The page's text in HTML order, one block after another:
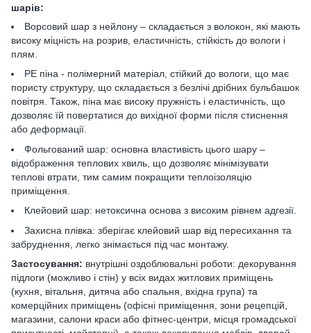
шарів:
Ворсовий шар з нейлону – складається з волокон, які мають
високу міцність на розрив, еластичність, стійкість до вологи і
плям.
РЕ піна - полімерний матеріал, стійкий до вологи, що має
пористу структуру, що складається з безлічі дрібних бульбашок
повітря. Також, піна має високу пружність і еластичність, що
дозволяє їй повертатися до вихідної форми після стиснення
або деформації.
Фольгований шар: основна властивість цього шару –
відображення теплових хвиль, що дозволяє мінімізувати
теплові втрати, тим самим покращити теплоізоляцію
приміщення.
Клейовий шар: нетоксична основа з високим рівнем адгезії.
Захисна плівка: зберігає клейовий шар від пересихання та
забруднення, легко знімається під час монтажу.
Застосування: внутрішні оздоблювальні роботи: декорування
підлоги (можливо і стін) у всіх видах житлових приміщень
(кухня, вітальня, дитяча або спальня, вхідна група) та
комерційних приміщень (офісні приміщення, зони рецепцій,
магазини, салони краси або фітнес-центри, місця громадської